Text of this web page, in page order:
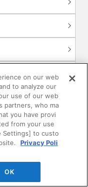
on our web
to analyze our
use of our web
partners, who ma
you have provi
from your use
Settings] to custo
Privacy Poli
OK